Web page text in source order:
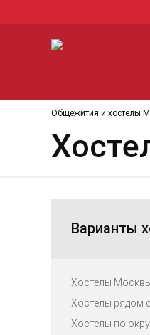
Общежития и хостелы
Варианты
Хостелы
Хостелы рядом
Хостелы по